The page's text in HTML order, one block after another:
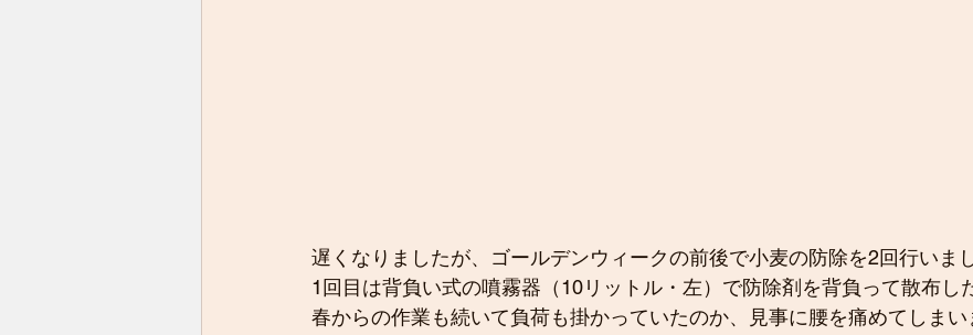
遅くなりましたが、ゴールデンウィークの前後で小麦の防除を2回行いまし
1回目は背負い式の噴霧器（10リットル・左）で防除剤を背負って散布し
春からの作業も続いて負荷も掛かっていたのか、見事に腰を痛めてしま